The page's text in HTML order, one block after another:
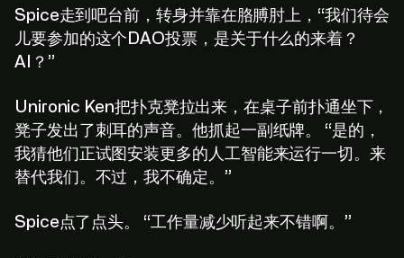
Spice走到吧台前，转身并靠在胳膊肘上，“我们待会
儿要参加的这个DAO投票，是关于什么的来着？
AI？”
Unironic Ken把扑克凳拉出来，在桌子前扑通坐下，
凳子发出了刺耳的声音。他抓起一副纸牌。 “是的，
我猜他们正试图安装更多的人工智能来运行一切。来
替代我们。不过，我不确定。”
Spice点了点头。 “工作量减少听起来不错啊。”